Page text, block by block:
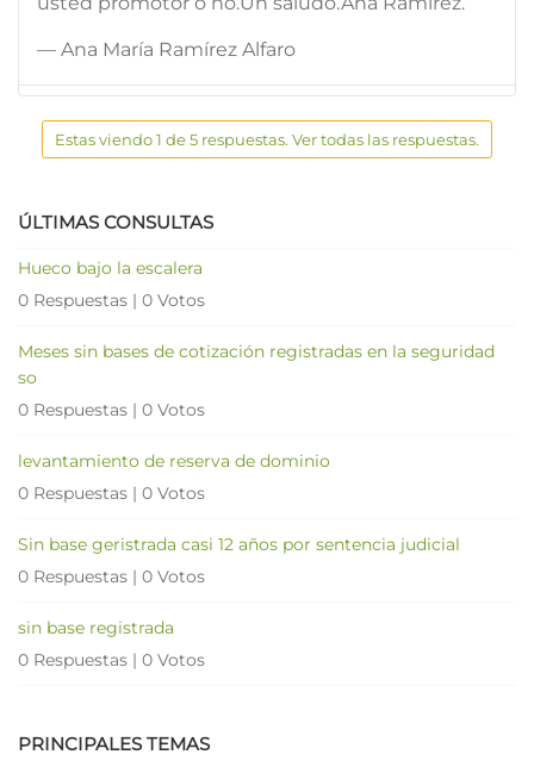
— Ana María Ramírez Alfaro
Estas viendo 1 de 5 respuestas. Ver todas las respuestas.
ÚLTIMAS CONSULTAS
Hueco bajo la escalera
0 Respuestas | 0 Votos
Meses sin bases de cotización registradas en la seguridad
so
0 Respuestas | 0 Votos
levantamiento de reserva de dominio
0 Respuestas | 0 Votos
Sin base geristrada casi 12 años por sentencia judicial
0 Respuestas | 0 Votos
sin base registrada
0 Respuestas | 0 Votos
PRINCIPALES TEMAS